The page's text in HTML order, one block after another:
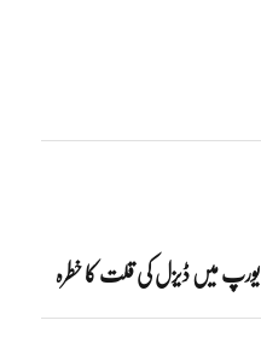
یورپ میں ڈیزل کی قلت کا خطرہ